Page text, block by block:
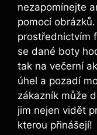
nezapomínejte
pomocí
prostřednictvím
se dané boty
tak na večerní
úhel a pozadí
zákazník může
jim nejen vidět
kterou přinášejí!